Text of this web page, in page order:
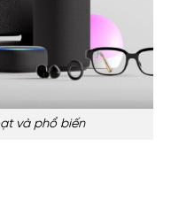
và phổ biến